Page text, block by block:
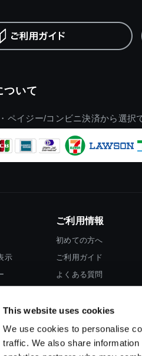
This website uses cookies
We use cookies to personalise
traffic. We also share
ついて
ペイジー/コンビニ決済から選択
示
ご利用情報
初めての方へ
ご利用ガイド
よくある質問